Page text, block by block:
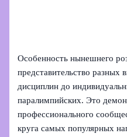
Особенность нынешнего
представительство разных
дисциплин до
паралимпийских. Это
профессионального
круга самых популярных